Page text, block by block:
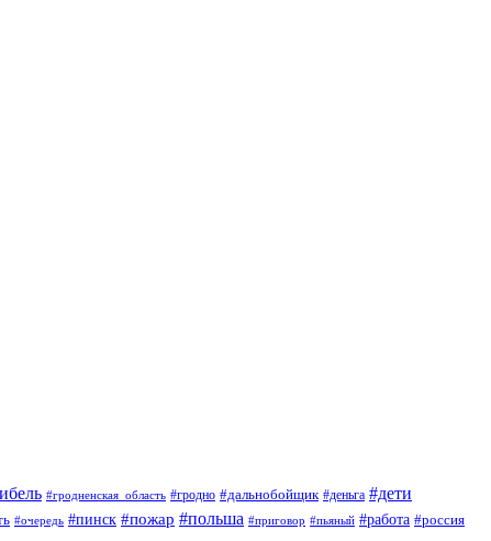
#гродненская_область #гродно #дальнобойщик #деньга #дети
#очередь #пинск #пожар #польша #приговор #пьяный #работа #россия